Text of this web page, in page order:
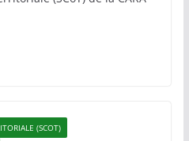
(SCOT)